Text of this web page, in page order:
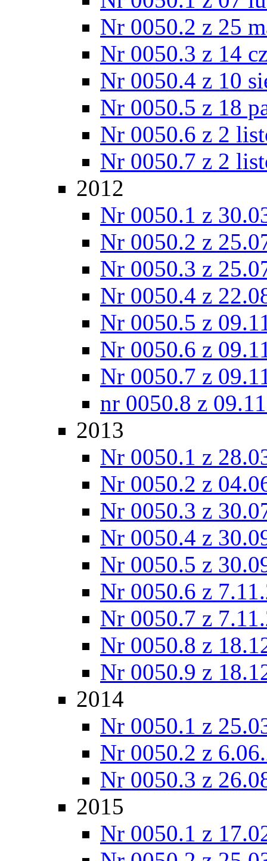
Nr 0050.2 z 25
Nr 0050.3 z 14
Nr 0050.4 z 10
Nr 0050.5 z 18
Nr 0050.6 z 2
Nr 0050.7 z 2
2012
Nr 0050.1 z
Nr 0050.2 z
Nr 0050.3 z
Nr 0050.4 z
Nr 0050.5 z
Nr 0050.6 z
Nr 0050.7 z
nr 0050.8 z
2013
Nr 0050.1 z
Nr 0050.2 z
Nr 0050.3 z
Nr 0050.4 z
Nr 0050.5 z
Nr 0050.6 z
Nr 0050.7 z
Nr 0050.8 z
Nr 0050.9 z
2014
Nr 0050.1 z
Nr 0050.2 z
Nr 0050.3 z
2015
Nr 0050.1 z